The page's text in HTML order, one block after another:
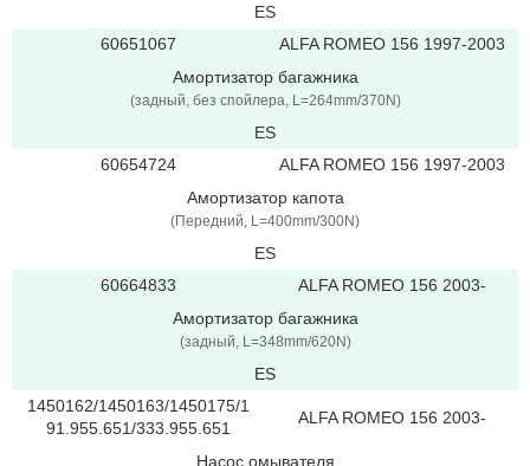
ES
60651067
ALFA ROMEO 156 1997-2003
Амортизатор багажника
(задный, без спойлера, L=264mm/370N)
ES
60654724
ALFA ROMEO 156 1997-2003
Амортизатор капота
(Передний, L=400mm/300N)
ES
60664833
ALFA ROMEO 156 2003-
Амортизатор багажника
(задный, L=348mm/620N)
ES
1450162/1450163/1450175/1
91.955.651/333.955.651
ALFA ROMEO 156 2003-
Насос омывателя